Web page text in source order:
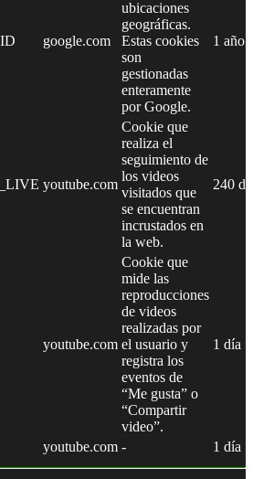
google.com
ubicaciones
geográficas.
Estas cookies
son
gestionadas
enteramente
por Google.
1 año
youtube.com
Cookie que
realiza el
seguimiento de
los videos
visitados que
se encuentran
incrustados en
la web.
240
youtube.com
Cookie que
mide las
reproducciones
de videos
realizadas por
el usuario y
registra los
eventos de
“Me gusta” o
“Compartir
video”.
1 día
youtube.com - 1 día